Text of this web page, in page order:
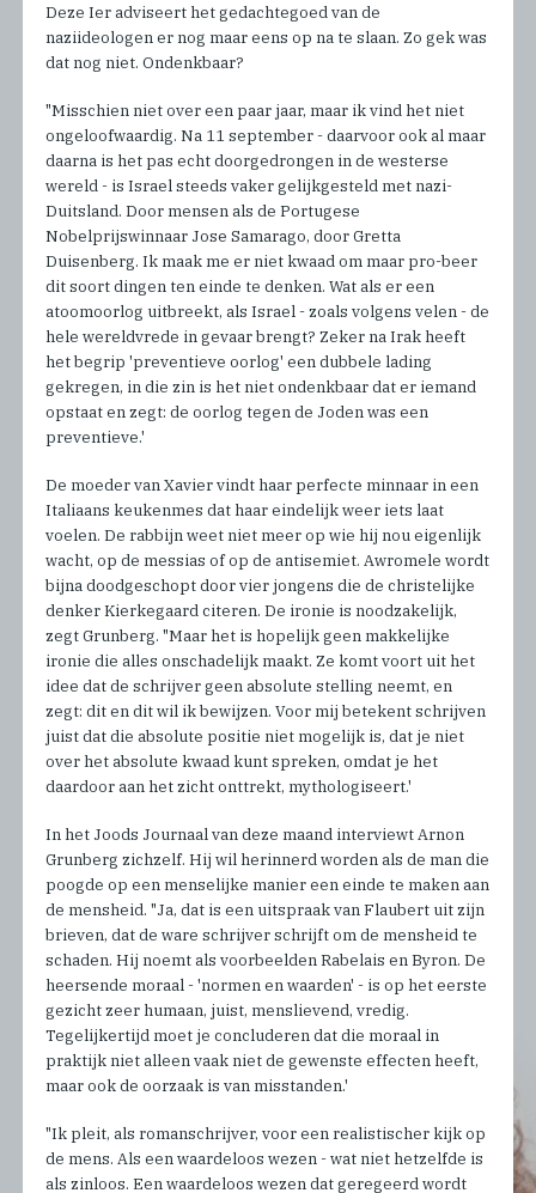
Deze Ier adviseert het gedachtegoed van de
naziideologen er nog maar eens op na te slaan. Zo gek was
dat nog niet. Ondenkbaar?
"Misschien niet over een paar jaar, maar ik vind het niet
ongeloofwaardig. Na 11 september - daarvoor ook al maar
daarna is het pas echt doorgedrongen in de westerse
wereld - is Israel steeds vaker gelijkgesteld met nazi-
Duitsland. Door mensen als de Portugese
Nobelprijswinnaar Jose Samarago, door Gretta
Duisenberg. Ik maak me er niet kwaad om maar pro-beer
dit soort dingen ten einde te denken. Wat als er een
atoomoorlog uitbreekt, als Israel - zoals volgens velen - de
hele wereldvrede in gevaar brengt? Zeker na Irak heeft
het begrip 'preventieve oorlog' een dubbele lading
gekregen, in die zin is het niet ondenkbaar dat er iemand
opstaat en zegt: de oorlog tegen de Joden was een
preventieve.'
De moeder van Xavier vindt haar perfecte minnaar in een
Italiaans keukenmes dat haar eindelijk weer iets laat
voelen. De rabbijn weet niet meer op wie hij nou eigenlijk
wacht, op de messias of op de antisemiet. Awromele wordt
bijna doodgeschopt door vier jongens die de christelijke
denker Kierkegaard citeren. De ironie is noodzakelijk,
zegt Grunberg. "Maar het is hopelijk geen makkelijke
ironie die alles onschadelijk maakt. Ze komt voort uit het
idee dat de schrijver geen absolute stelling neemt, en
zegt: dit en dit wil ik bewijzen. Voor mij betekent schrijven
juist dat die absolute positie niet mogelijk is, dat je niet
over het absolute kwaad kunt spreken, omdat je het
daardoor aan het zicht onttrekt, mythologiseert.'
In het Joods Journaal van deze maand interviewt Arnon
Grunberg zichzelf. Hij wil herinnerd worden als de man die
poogde op een menselijke manier een einde te maken aan
de mensheid. "Ja, dat is een uitspraak van Flaubert uit zijn
brieven, dat de ware schrijver schrijft om de mensheid te
schaden. Hij noemt als voorbeelden Rabelais en Byron. De
heersende moraal - 'normen en waarden' - is op het eerste
gezicht zeer humaan, juist, menslievend, vredig.
Tegelijkertijd moet je concluderen dat die moraal in
praktijk niet alleen vaak niet de gewenste effecten heeft,
maar ook de oorzaak is van misstanden.'
"Ik pleit, als romanschrijver, voor een realistischer kijk op
de mens. Als een waardeloos wezen - wat niet hetzelfde is
als zinloos. Een waardeloos wezen dat geregeerd wordt